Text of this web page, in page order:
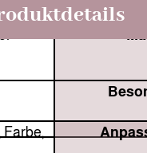
Farbe,